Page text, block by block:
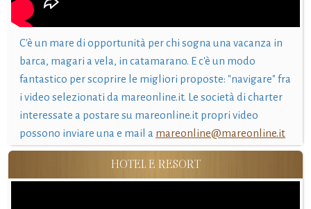
C'è un mare di opportunità per chi sogna una vacanza in
barca, magari a vela, in catamarano. E c'è un modo
fantastico per scoprire le migliori proposte: "navigare" fra
i video selezionati da mareonline.it. Le società di charter
interessate a postare su mareonline.it propri video
possono inviare una e mail a mareonline@mareonline.it
HOTEL E RESORT